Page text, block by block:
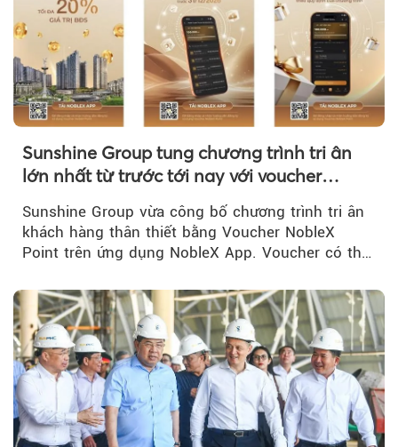
Sunshine Group tung chương trình tri ân
lớn nhất từ trước tới nay với voucher
NobleX Point cho khách hàng thân thiết
Sunshine Group vừa công bố chương trình tri ân
khách hàng thân thiết bằng Voucher NobleX
Point trên ứng dụng NobleX App. Voucher có thể